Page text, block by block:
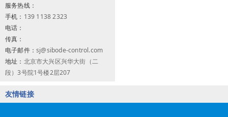
服务热线：
手机： 139 1138 2323
电话：
传真：
电子邮件： sj@sibode-control.com
地址： 北京市大兴区兴华大街（二
段）3号院1号楼2层207
友情链接